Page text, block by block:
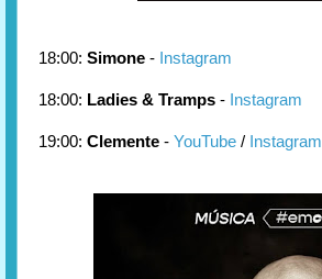
18:00: Simone - Instagram
18:00: Ladies & Tramps - Instagram
19:00: Clemente - YouTube / Instagram